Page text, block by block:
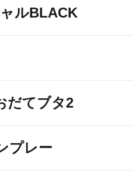
ルBLACK
だてブタ2
プレー